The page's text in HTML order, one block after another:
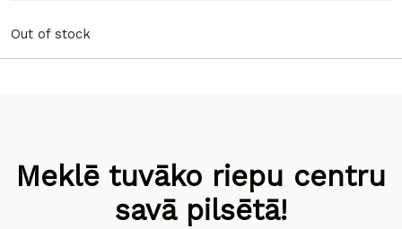
Out of stock
Meklē tuvāko riepu centru
savā pilsētā!